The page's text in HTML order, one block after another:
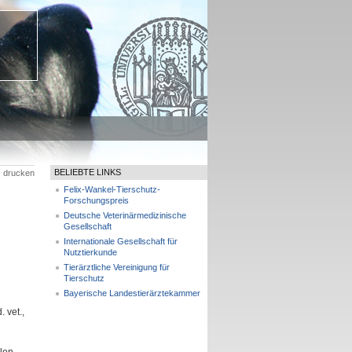
drucken
vet.,
BELIEBTE LINKS
Felix-Wankel-Tierschutz-
Forschungspreis
Deutsche Veterinärmedizinische
Gesellschaft
Internationale Gesellschaft für
Nutztierkunde
Tierärztliche Vereinigung für
Tierschutz
Bayerische Landestierärztekammer